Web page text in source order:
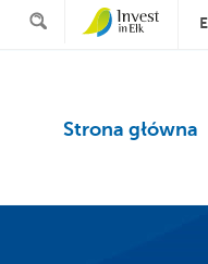
Strona główna